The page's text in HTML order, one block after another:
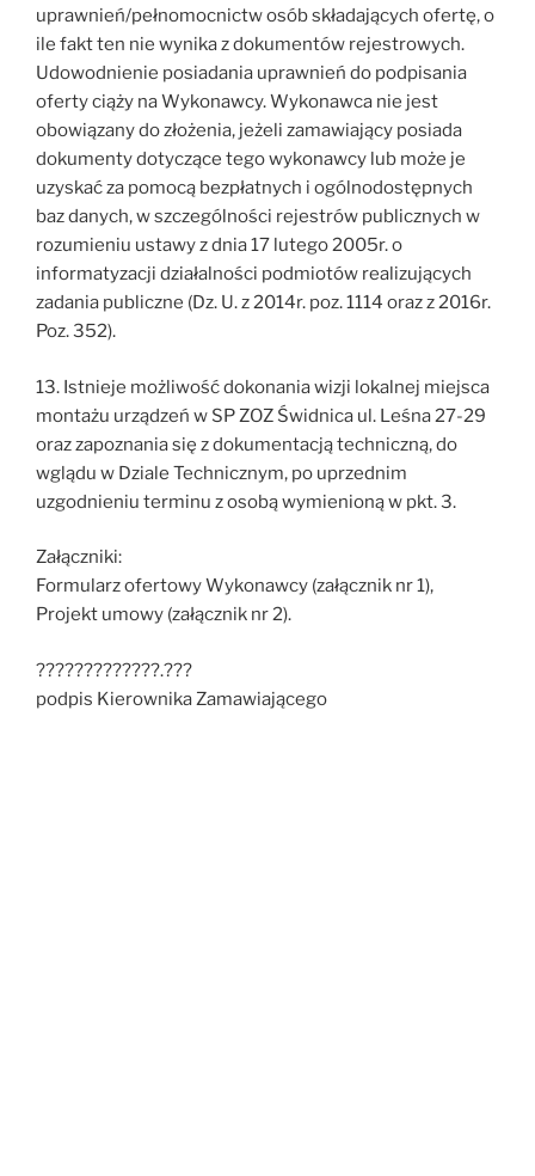
uprawnień/pełnomocnictw osób składających ofertę, o
ile fakt ten nie wynika z dokumentów rejestrowych.
Udowodnienie posiadania uprawnień do podpisania
oferty ciąży na Wykonawcy. Wykonawca nie jest
obowiązany do złożenia, jeżeli zamawiający posiada
dokumenty dotyczące tego wykonawcy lub może je
uzyskać za pomocą bezpłatnych i ogólnodostępnych
baz danych, w szczególności rejestrów publicznych w
rozumieniu ustawy z dnia 17 lutego 2005r. o
informatyzacji działalności podmiotów realizujących
zadania publiczne (Dz. U. z 2014r. poz. 1114 oraz z 2016r.
Poz. 352).
13. Istnieje możliwość dokonania wizji lokalnej miejsca
montażu urządzeń w SP ZOZ Świdnica ul. Leśna 27-29
oraz zapoznania się z dokumentacją techniczną, do
wglądu w Dziale Technicznym, po uprzednim
uzgodnieniu terminu z osobą wymienioną w pkt. 3.
Załączniki:
Formularz ofertowy Wykonawcy (załącznik nr 1),
Projekt umowy (załącznik nr 2).
?????????????.???
podpis Kierownika Zamawiającego